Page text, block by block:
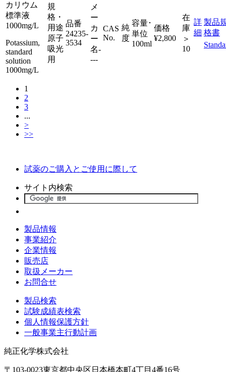
カリウム
標準液
1000mg/L
Potassium,
standard
solution
1000mg/L
規
格・
用途
原子
吸光
用
品番
24235-
3534
メ
ー
カ
ー
名-
---
CAS
No.
純
度
容量･
単位
100ml
価格
¥2,800
在
庫
＞
10
詳
細
製品
格書
1
2
3
...
>
>>
試薬のご購入とご使用に際して
サイト内検索
製品情報
事業紹介
企業情報
販売店
取扱メーカー
お問合せ
製品検索
試験成績表検索
個人情報保護方針
一般事業主行動計画
純正化学株式会社
〒103-0023東京都中央区日本橋本町4丁目4番16号